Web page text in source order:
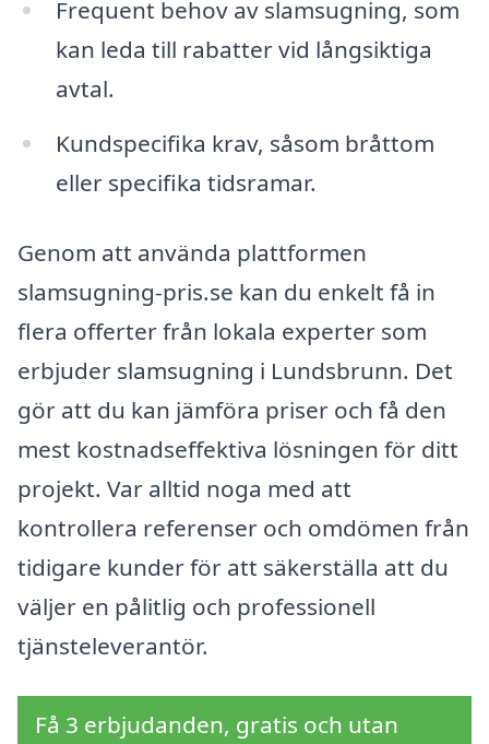
Frequent behov av slamsugning, som
kan leda till rabatter vid långsiktiga
avtal.
Kundspecifika krav, såsom bråttom
eller specifika tidsramar.
Genom att använda plattformen
slamsugning-pris.se kan du enkelt få in
flera offerter från lokala experter som
erbjuder slamsugning i Lundsbrunn. Det
gör att du kan jämföra priser och få den
mest kostnadseffektiva lösningen för ditt
projekt. Var alltid noga med att
kontrollera referenser och omdömen från
tidigare kunder för att säkerställa att du
väljer en pålitlig och professionell
tjänsteleverantör.
Få 3 erbjudanden, gratis och utan